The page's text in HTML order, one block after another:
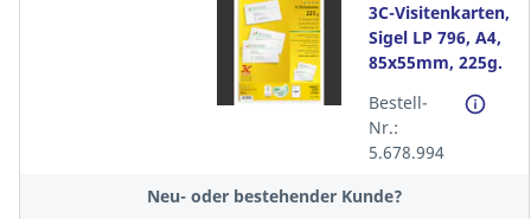
3C-Visitenkarten,
Sigel LP 796, A4,
85x55mm, 225g.
400 Stück
Bestell-
Nr.:
5.678.994
Neu- oder bestehender Kunde?